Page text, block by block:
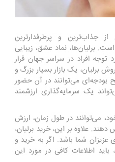
جذاب‌ترین و پرطرفدارترین
برلیان‌ها، نماد عشق، زیبایی
توجه افراد در سراسر جهان قرار
برلیان، یک بازار بسیار بزرگ و
بودجه‌ای می‌توانند در آن حضور
یک سرمایه‌گذاری ارزشمند
می‌توانند در طول زمان، ارزش
علاوه بر این، خرید برلیان،
عزیزان شما باشد. اگر به خرید و
اطلاعات کافی در مورد این